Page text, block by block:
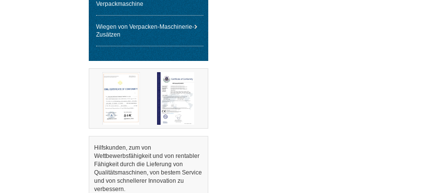
Verpackmaschine
Wiegen von Verpacken-Maschinerie-
Zusätzen
Hilfskunden, zum von
Wettbewerbsfähigkeit und von rentabler
Fähigkeit durch die Lieferung von
Qualitätsmaschinen, von bestem Service
und von schnellerer Innovation zu
verbessern.